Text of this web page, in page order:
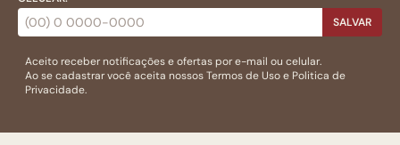
SALVAR
Aceito receber notificações e ofertas por e-mail ou celular.
Ao se cadastrar você aceita nossosTermos de Usoe Politica de
Privacidade.